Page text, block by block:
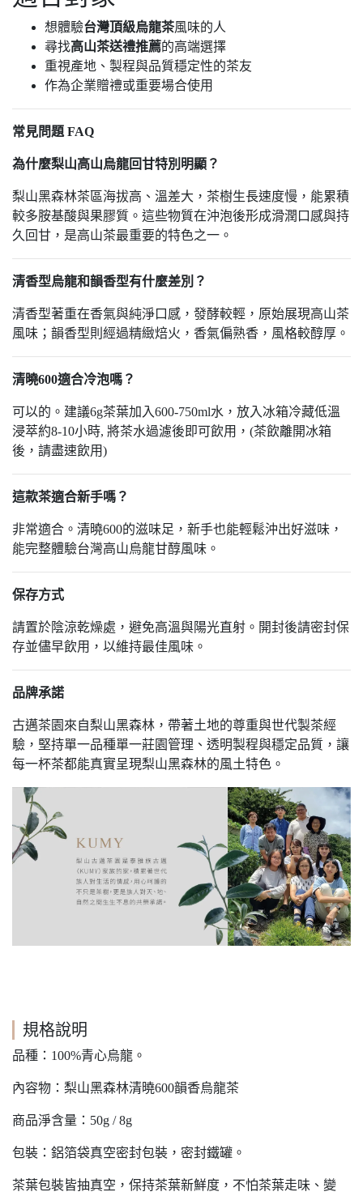
想體驗台灣頂級烏龍茶風味的人
尋找高山茶送禮推薦的高端選擇
重視產地、製程與品質穩定性的茶友
作為企業贈禮或重要場合使用
常見問題 FAQ
為什麼梨山高山烏龍回甘特別明顯？
梨山黑森林茶區海拔高、溫差大，茶樹生長速度慢，能累積
較多胺基酸與果膠質。這些物質在沖泡後形成滑潤口感與持
久回甘，是高山茶最重要的特色之一。
清香型烏龍和韻香型有什麼差別？
清香型著重在香氣與純淨口感，發酵較輕，原始展現高山茶
風味；韻香型則經過精緻焙火，香氣偏熟香，風格較醇厚。
清曉600適合冷泡嗎？
可以的。建議6g茶葉加入600-750ml水，放入冰箱冷藏低溫
浸萃約8-10小時, 將茶水過濾後即可飲用，(茶飲離開冰箱
後，請盡速飲用)
這款茶適合新手嗎？
非常適合。清曉600的滋味足，新手也能輕鬆沖出好滋味，
能完整體驗台灣高山烏龍甘醇風味。
保存方式
請置於陰涼乾燥處，避免高溫與陽光直射。開封後請密封保
存並儘早飲用，以維持最佳風味。
品牌承諾
古邁茶園來自梨山黑森林，帶著土地的尊重與世代製茶經
驗，堅持單一品種單一莊園管理、透明製程與穩定品質，讓
每一杯茶都能真實呈現梨山黑森林的風土特色。
規格說明
品種：100%青心烏龍。
內容物：梨山黑森林清曉600韻香烏龍茶
商品淨含量：50g / 8g
包裝：鋁箔袋真空密封包裝，密封鐵罐。
茶葉包裝皆抽真空，保持茶葉新鮮度，不怕茶葉走味、變